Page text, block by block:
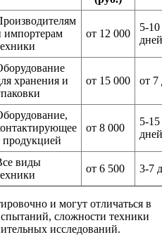
импортерам
от 12 000
5-
дней
хранения и
от 15 000 от 7
продукцией
от 8 000
5-
дней
виды
от 6 500 3-7
и могут отличаться в
сложности техники
исследований.